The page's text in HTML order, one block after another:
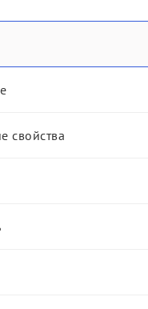
свойства